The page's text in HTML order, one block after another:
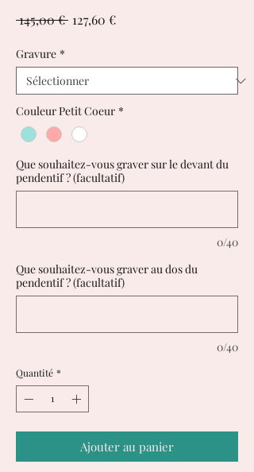
145,00 € Prix
127,60 €Prix
Gravure *
Couleur Petit Coeur *
Que souhaitez-vous graver sur le devant du
pendentif ? (facultatif)
0/40
Que souhaitez-vous graver au dos du
pendentif ? (facultatif)
0/40
Quantité *
Ajouter au panier